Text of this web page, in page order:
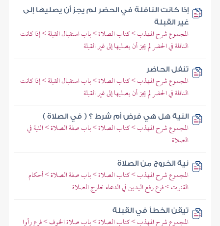
إذا كانت النافلة في الحضر لم يجز أن يصليها إلى
غير القبلة
المجموع شرح المهذب > كتاب الصلاة > باب استقبال القبلة > إذا كانت
النافلة في الحضر لم يجز أن يصليها إلى غير القبلة
تنفل الحاضر
المجموع شرح المهذب > كتاب الصلاة > باب استقبال القبلة > إذا كانت
النافلة في الحضر لم يجز أن يصليها إلى غير القبلة
النية هل هي فرض أم شرط ؟ ( في الصلاة )
المجموع شرح المهذب > كتاب الصلاة > باب صفة الصلاة > النية في
الصلاة
نية الخروج من الصلاة
المجموع شرح المهذب > كتاب الصلاة > باب صفة الصلاة > أحكام
القنوت > فرع رفع اليدين في الدعاء خارج الصلاة
تيقن الخطأ في القبلة
المجموع شرح المهذب > كتاب الصلاة > باب صلاة الخوف > فرع رأوا